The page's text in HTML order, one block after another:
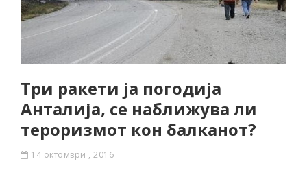
Три ракети ја погодија
Анталија, се наближува ли
тероризмот кон балканот?
14 октомври , 2016